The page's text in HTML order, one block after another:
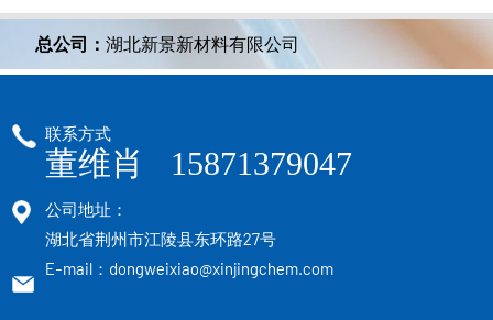
总公司：湖北新景新材料有限公司
联系方式
董维肖 15871379047
公司地址：
湖北省荆州市江陵县东环路27号
E-mail：dongweixiao@xinjingchem.com